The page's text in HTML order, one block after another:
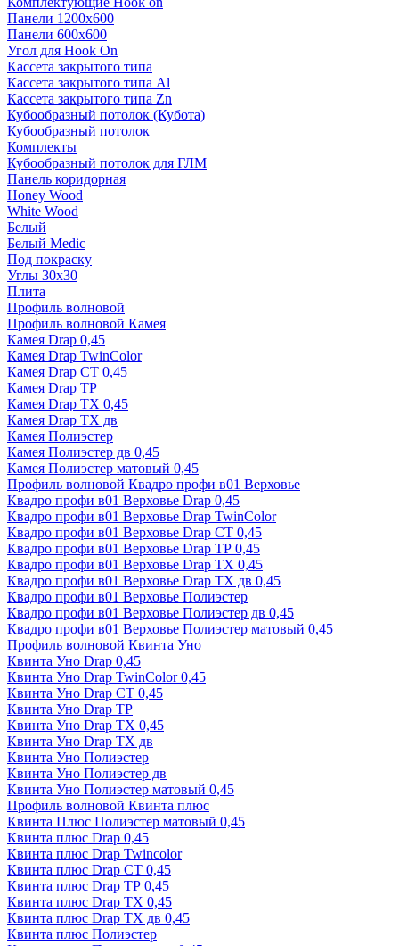
Панели 1200х600
Панели 600х600
Угол для Hook On
Кассета закрытого типа
Кассета закрытого типа Al
Кассета закрытого типа Zn
Кубообразный потолок (Кубота)
Кубообразный потолок
Комплекты
Кубообразный потолок для ГЛМ
Панель коридорная
Honey Wood
White Wood
Белый
Белый Medic
Под покраску
Углы 30х30
Плита
Профиль волновой
Профиль волновой Камея
Камея Drap 0,45
Камея Drap TwinColor
Камея Drap СТ 0,45
Камея Drap ТР
Камея Drap ТХ 0,45
Камея Drap ТХ дв
Камея Полиэстер
Камея Полиэстер дв 0,45
Камея Полиэстер матовый 0,45
Профиль волновой Квадро профи в01 Верховье
Квадро профи в01 Верховье Drap 0,45
Квадро профи в01 Верховье Drap TwinColor
Квадро профи в01 Верховье Drap СТ 0,45
Квадро профи в01 Верховье Drap ТР 0,45
Квадро профи в01 Верховье Drap ТХ 0,45
Квадро профи в01 Верховье Drap ТХ дв 0,45
Квадро профи в01 Верховье Полиэстер
Квадро профи в01 Верховье Полиэстер дв 0,45
Квадро профи в01 Верховье Полиэстер матовый 0,45
Профиль волновой Квинта Уно
Квинта Уно Drap 0,45
Квинта Уно Drap TwinColor 0,45
Квинта Уно Drap СТ 0,45
Квинта Уно Drap ТР
Квинта Уно Drap ТХ 0,45
Квинта Уно Drap ТХ дв
Квинта Уно Полиэстер
Квинта Уно Полиэстер дв
Квинта Уно Полиэстер матовый 0,45
Профиль волновой Квинта плюс
Квинта Плюс Полиэстер матовый 0,45
Квинта плюс Drap 0,45
Квинта плюс Drap Twincolor
Квинта плюс Drap СТ 0,45
Квинта плюс Drap ТР 0,45
Квинта плюс Drap ТХ 0,45
Квинта плюс Drap ТХ дв 0,45
Квинта плюс Полиэстер